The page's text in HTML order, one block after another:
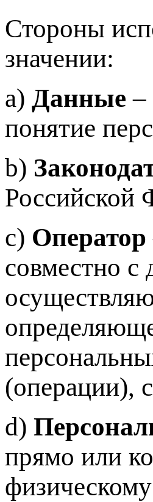
Стороны
значении:
a) Данные –
понятие
b)
Российской
c) Оператор
совместно
(операции),
d)
прямо или